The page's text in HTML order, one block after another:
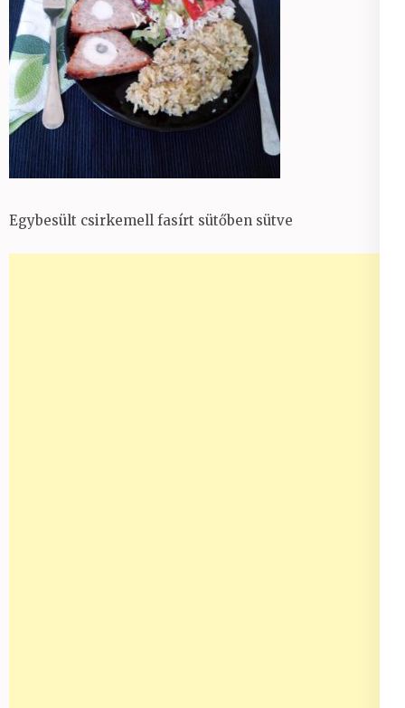
Egybesült csirkemell fasírt sütőben sütve